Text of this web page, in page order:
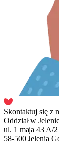
Skontaktuj się z
Oddział w
ul. 1 maja 43 A/2
58-500 Jelenia